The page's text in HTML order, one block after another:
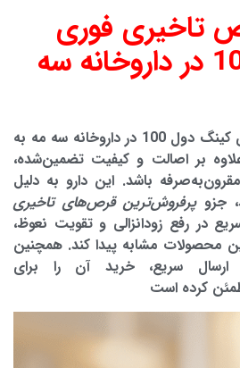
تاخیری فوری
کینگ دول 100 در داروخانه سه
قیمت قرص تاخیری فوری کینگ دول 100 در داروخانه سه مه به
بر اصالت و کیفیت تضمین‌شده،
باشد. این دارو به دلیل
جزوپرفروش‌ترین قرص‌های تاخیری
در رفع زودانزالی و تقویت نعوظ،
محصولات مشابه پیدا کند. همچنین
ارسال سریع، خرید آن را برای
کرده است